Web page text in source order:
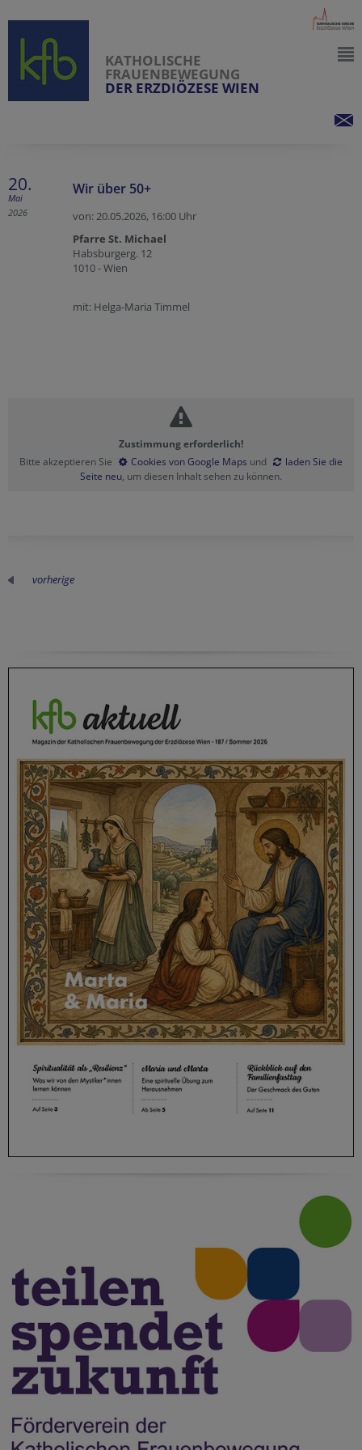
KATHOLISCHE
FRAUENBEWEGUNG
DER ERZDIÖZESE WIEN
20.
Mai
2026
Wir über 50+
von: 20.05.2026, 16:00 Uhr
Pfarre St. Michael
Habsburgerg. 12
1010 - Wien
mit: Helga-Maria Timmel
Zustimmung erforderlich!
Bitte akzeptieren Sie
Cookies von Google Maps und
laden Sie die
Seite neu, um diesen Inhalt sehen zu können.
vorherige